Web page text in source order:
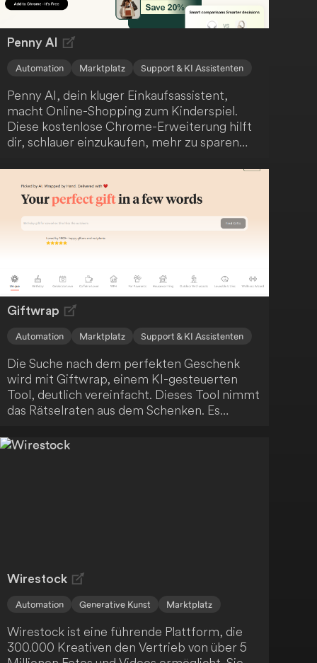
Penny AI
Automation Marktplatz Support & KI Assistenten
Penny AI, dein kluger Einkaufsassistent,
macht Online-Shopping zum Kinderspiel.
Diese kostenlose Chrome-Erweiterung hilft
dir, schlauer einzukaufen, mehr zu sparen
treffen. Mit Funktionen wie Preisvergleich,
Entdeckung ähnlicher Artikel und
automatisierter Vor- und Nachteile-Analyse
optimiert Penny AI dein Online-
Einkaufserlebnis und unterstützt dich dabei,
Giftwrap
Automation Marktplatz Support & KI Assistenten
Die Suche nach dem perfekten Geschenk
wird mit Giftwrap, einem KI-gesteuerten
Tool, deutlich vereinfacht. Dieses Tool nimmt
das Rätselraten aus dem Schenken. Es
Wirestock
Automation Generative Kunst Marktplatz
Wirestock ist eine führende Plattform, die
300.000 Kreativen den Vertrieb von über 5